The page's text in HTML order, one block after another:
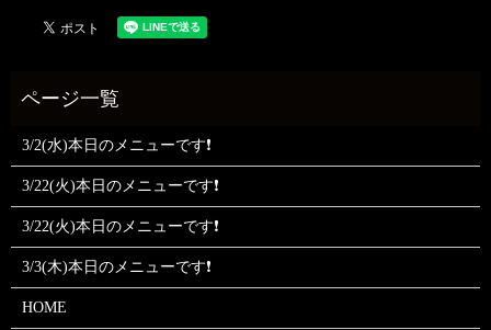
3/2(水)本日のメニューです❗
3/22(火)本日のメニューです❗
3/22(火)本日のメニューです❗
3/3(木)本日のメニューです❗
HOME